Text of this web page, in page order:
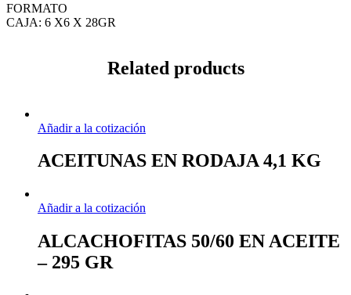
FORMATO
CAJA: 6 X6 X 28GR
Related products
Añadir a la cotización
ACEITUNAS EN RODAJA 4,1 KG
Añadir a la cotización
ALCACHOFITAS 50/60 EN ACEITE
– 295 GR